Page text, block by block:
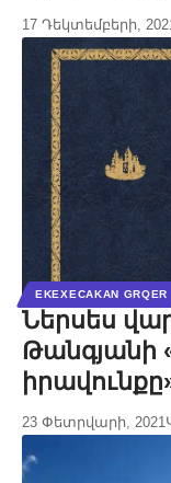
17 Դեկտեմբերի,
EKEXECAKAN GRQER
Ներսես
Թանգյանի
23 Փետրվարի, 2021